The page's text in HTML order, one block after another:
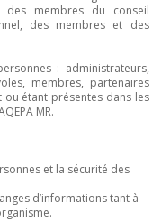
des membres du conseil
des membres et des
: administrateurs,
membres, partenaires
ou étant présentes dans les
MR.
et la sécurité des
d’informations tant à